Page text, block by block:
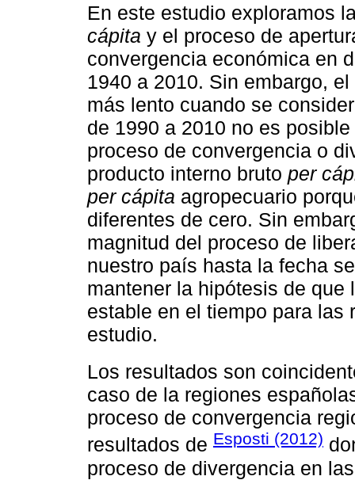
En este estudio exploramos
cápita y el proceso de
convergencia económica en
1940 a 2010. Sin embargo,
más lento cuando se
de 1990 a 2010 no es
proceso de convergencia o
producto interno bruto per
per cápita agropecuario
diferentes de cero. Sin
magnitud del proceso de
nuestro país hasta la fecha
mantener la hipótesis de
estable en el tiempo para las
estudio.
Los resultados son
caso de la regiones
proceso de convergencia
resultados de Esposti (2012)
proceso de divergencia en